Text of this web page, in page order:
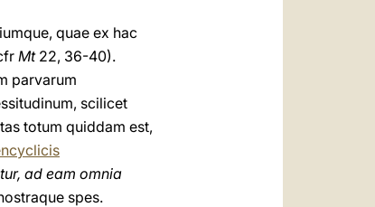
quae ex hac
Mt22, 36-40).
parvarum
scilicet
totum quiddam est,
ad eam omnia
spes.